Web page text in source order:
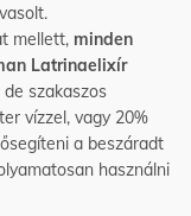
mellett, minden
Latrinaelixír
szakaszos
vízzel, vagy 20%
a beszáradt
használni